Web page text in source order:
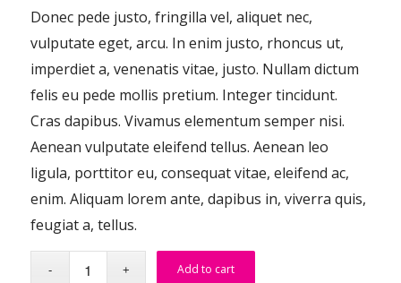
Donec pede justo, fringilla vel, aliquet nec,
vulputate eget, arcu. In enim justo, rhoncus ut,
imperdiet a, venenatis vitae, justo. Nullam dictum
felis eu pede mollis pretium. Integer tincidunt.
Cras dapibus. Vivamus elementum semper nisi.
Aenean vulputate eleifend tellus. Aenean leo
ligula, porttitor eu, consequat vitae, eleifend ac,
enim. Aliquam lorem ante, dapibus in, viverra quis,
feugiat a, tellus.
Add to cart